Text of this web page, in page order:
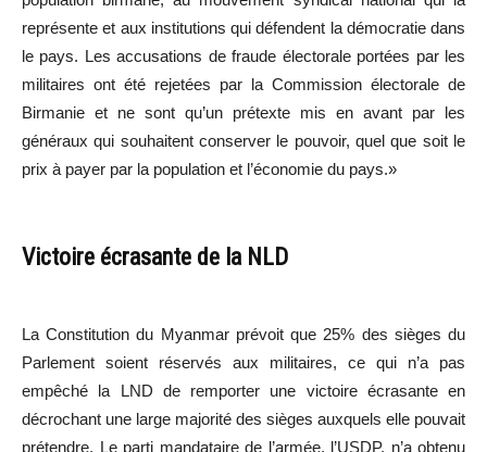
représente et aux institutions qui défendent la démocratie dans
le pays. Les accusations de fraude électorale portées par les
militaires ont été rejetées par la Commission électorale de
Birmanie et ne sont qu’un prétexte mis en avant par les
généraux qui souhaitent conserver le pouvoir, quel que soit le
prix à payer par la population et l’économie du pays.»
Victoire écrasante de la NLD
La Constitution du Myanmar prévoit que 25% des sièges du
Parlement soient réservés aux militaires, ce qui n’a pas
empêché la LND de remporter une victoire écrasante en
décrochant une large majorité des sièges auxquels elle pouvait
prétendre. Le parti mandataire de l’armée, l’USDP, n’a obtenu